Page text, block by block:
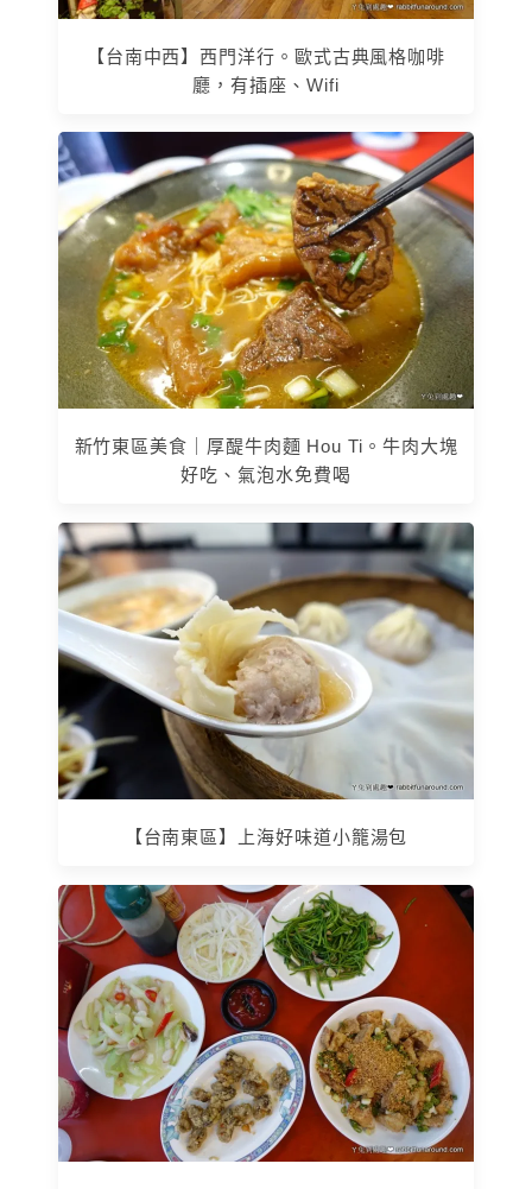
【台南中西】西門洋行。歐式古典風格咖啡
廳，有插座、Wifi
新竹東區美食｜厚醍牛肉麵 Hou Ti。牛肉大塊
好吃、氣泡水免費喝
【台南東區】上海好味道小籠湯包